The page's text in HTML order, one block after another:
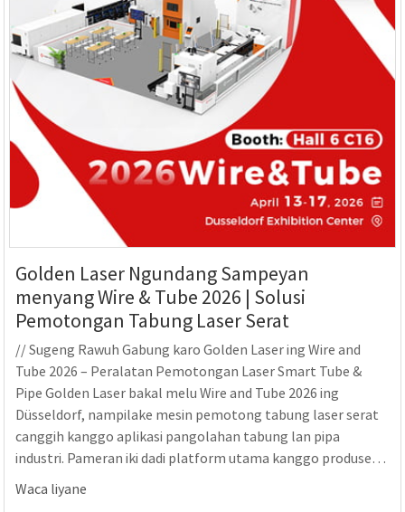
Golden Laser Ngundang Sampeyan
menyang Wire & Tube 2026 | Solusi
Pemotongan Tabung Laser Serat
// Sugeng Rawuh Gabung karo Golden Laser ing Wire and
Tube 2026 – Peralatan Pemotongan Laser Smart Tube &
Pipe Golden Laser bakal melu Wire and Tube 2026 ing
Düsseldorf, nampilake mesin pemotong tabung laser serat
canggih kanggo aplikasi pangolahan tabung lan pipa
industri. Pameran iki dadi platform utama kanggo produsen
sing nggoleki solusi pemotongan laser sing efisien,
otomatis, lan presisi dhuwur kanggo...
Waca liyane